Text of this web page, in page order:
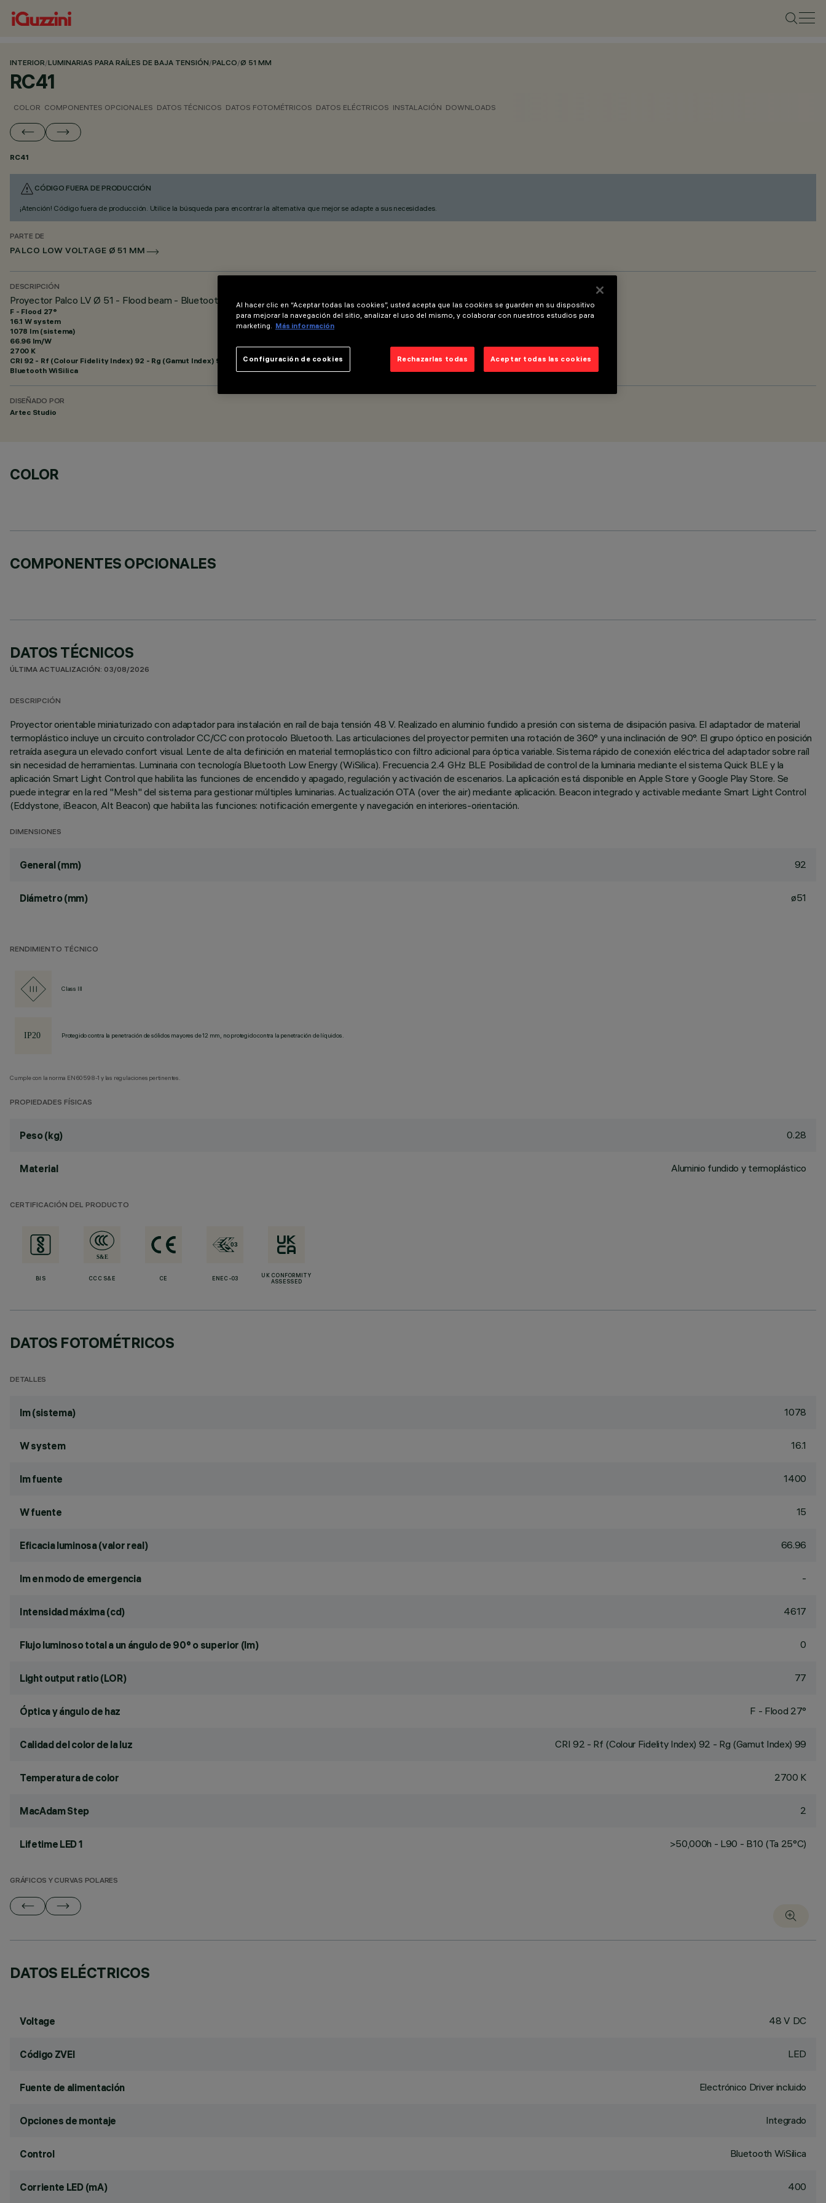
INTERIOR/LUMINARIAS PARA RAÍLES DE BAJA TENSIÓN/PALCO/Ø 51 MM
RC41
COLOR COMPONENTES OPCIONALES DATOS TÉCNICOS DATOS FOTOMÉTRICOS DATOS ELÉCTRICOS INSTALACIÓN DOWNLOADS
RC41
CÓDIGO FUERA DE PRODUCCIÓN
¡Atención! Código fuera de producción. Utilice la búsqueda para encontrar la alternativa que mejor se adapte a sus necesidades.
PARTE DE
PALCO LOW VOLTAGE Ø 51 MM
DESCRIPCIÓN
Proyector Palco LV Ø 51 - Flood beam - Bluetooth
F - Flood 27°
16.1 W system
1078 lm (sistema)
66.96 lm/W
2700 K
CRI 92 - Rf (Colour Fidelity Index) 92 - Rg (Gamut Index) 99
Bluetooth WiSilica
DISEÑADO POR
Artec Studio
COLOR
COMPONENTES OPCIONALES
DATOS TÉCNICOS
ÚLTIMA ACTUALIZACIÓN: 03/08/2026
DESCRIPCIÓN
Proyector orientable miniaturizado con adaptador para instalación en raíl de baja tensión 48 V. Realizado en aluminio fundido a presión con sistema de disipación pasiva. El adaptador de material
termoplástico incluye un circuito controlador CC/CC con protocolo Bluetooth. Las articulaciones del proyector permiten una rotación de 360° y una inclinación de 90°. El grupo óptico en posición
retraída asegura un elevado confort visual. Lente de alta definición en material termoplástico con filtro adicional para óptica variable. Sistema rápido de conexión eléctrica del adaptador sobre raíl
sin necesidad de herramientas. Luminaria con tecnología Bluetooth Low Energy (WiSilica). Frecuencia 2.4 GHz BLE Posibilidad de control de la luminaria mediante el sistema Quick BLE y la
aplicación Smart Light Control que habilita las funciones de encendido y apagado, regulación y activación de escenarios. La aplicación está disponible en Apple Store y Google Play Store. Se
puede integrar en la red "Mesh" del sistema para gestionar múltiples luminarias. Actualización OTA (over the air) mediante aplicación. Beacon integrado y activable mediante Smart Light Control
(Eddystone, iBeacon, Alt Beacon) que habilita las funciones: notificación emergente y navegación en interiores-orientación.
DIMENSIONES
General (mm) 92
Diámetro (mm) ø51
RENDIMIENTO TÉCNICO
Class III
Protegido contra la penetración de sólidos mayores de 12 mm, no protegido contra la penetración de líquidos.
Cumple con la norma EN60598-1 y las regulaciones pertinentes.
PROPIEDADES FÍSICAS
Peso (kg) 0.28
Material Aluminio fundido y termoplástico
CERTIFICACIÓN DEL PRODUCTO
BIS CCC S&E CE ENEC-03
UK CONFORMITY
ASSESSED
DATOS FOTOMÉTRICOS
DETALLES
lm (sistema) 1078
W system 16.1
lm fuente 1400
W fuente 15
Eficacia luminosa (valor real) 66.96
lm en modo de emergencia -
Intensidad máxima (cd) 4617
Flujo luminoso total a un ángulo de 90° o superior (lm) 0
Light output ratio (LOR) 77
Óptica y ángulo de haz F - Flood 27°
Calidad del color de la luz CRI 92 - Rf (Colour Fidelity Index) 92 - Rg (Gamut Index) 99
Temperatura de color 2700 K
MacAdam Step 2
Lifetime LED 1 >50,000h - L90 - B10 (Ta 25°C)
GRÁFICOS Y CURVAS POLARES
DATOS ELÉCTRICOS
Voltage 48 V DC
Código ZVEI LED
Fuente de alimentación Electrónico Driver incluido
Opciones de montaje Integrado
Control Bluetooth WiSilica
Corriente LED (mA) 400
Al hacer clic en “Aceptar todas las cookies”, usted acepta que las cookies se guarden en su dispositivo
para mejorar la navegación del sitio, analizar el uso del mismo, y colaborar con nuestros estudios para
marketing. Más información
Rechazarlas todas Aceptar todas las cookies
Configuración de cookies